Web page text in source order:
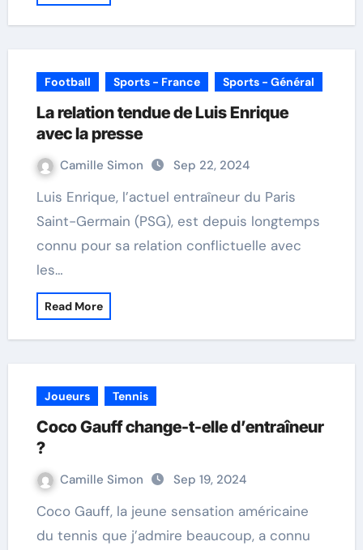
Football Sports - France Sports - Général
La relation tendue de Luis Enrique
avec la presse
Camille Simon Sep 22, 2024
Luis Enrique, l’actuel entraîneur du Paris
Saint-Germain (PSG), est depuis longtemps
connu pour sa relation conflictuelle avec
les…
Read More
Joueurs Tennis
Coco Gauff change-t-elle d’entraîneur
?
Camille Simon Sep 19, 2024
Coco Gauff, la jeune sensation américaine
du tennis que j’admire beaucoup, a connu